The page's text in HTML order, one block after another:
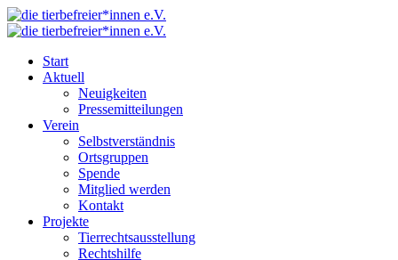
Start
Aktuell
Neuigkeiten
Pressemitteilungen
Verein
Selbstverständnis
Ortsgruppen
Spende
Mitglied werden
Kontakt
Projekte
Tierrechtsausstellung
Rechtshilfe